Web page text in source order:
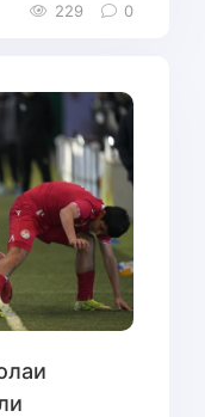
229 0